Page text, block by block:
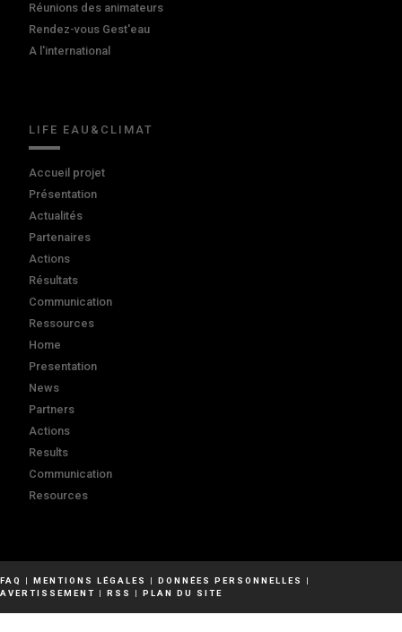
Réunions des animateurs
Rendez-vous Gest'eau
A l'international
LIFE EAU&CLIMAT
Accueil projet
Présentation
Actualités
Partenaires
Actions
Résultats
Communication
Ressources
Home
Presentation
News
Partners
Actions
Results
Communication
Resources
FAQ | MENTIONS LÉGALES | DONNÉES PERSONNELLES
|
AVERTISSEMENT | RSS | PLAN DU SITE